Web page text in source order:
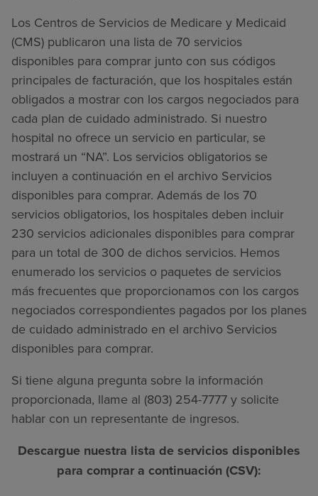
Los Centros de Servicios de Medicare y Medicaid
(CMS) publicaron una lista de 70 servicios
disponibles para comprar junto con sus códigos
principales de facturación, que los hospitales están
obligados a mostrar con los cargos negociados para
cada plan de cuidado administrado. Si nuestro
hospital no ofrece un servicio en particular, se
mostrará un “NA”. Los servicios obligatorios se
incluyen a continuación en el archivo Servicios
disponibles para comprar. Además de los 70
servicios obligatorios, los hospitales deben incluir
230 servicios adicionales disponibles para comprar
para un total de 300 de dichos servicios. Hemos
enumerado los servicios o paquetes de servicios
más frecuentes que proporcionamos con los cargos
negociados correspondientes pagados por los planes
de cuidado administrado en el archivo Servicios
disponibles para comprar.
Si tiene alguna pregunta sobre la información
proporcionada, llame al (803) 254-7777 y solicite
hablar con un representante de ingresos.
Descargue nuestra lista de servicios disponibles
para comprar a continuación (CSV):